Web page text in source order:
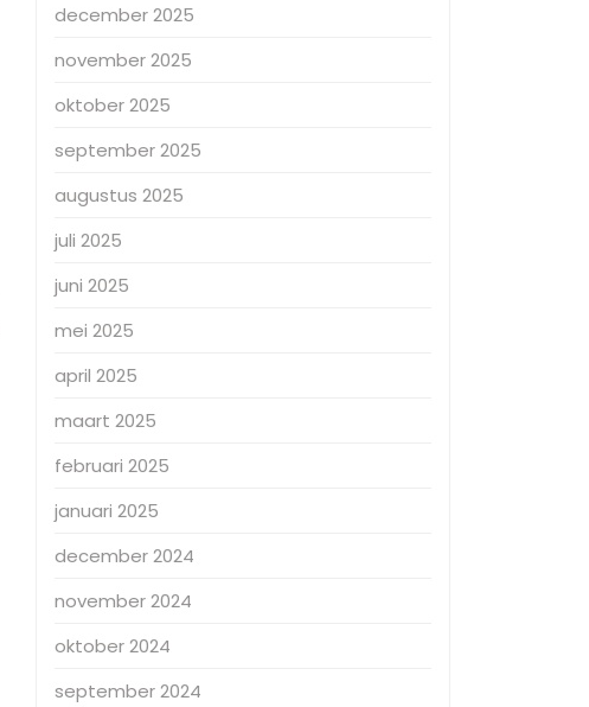
december 2025
november 2025
oktober 2025
september 2025
augustus 2025
juli 2025
juni 2025
mei 2025
april 2025
maart 2025
februari 2025
januari 2025
december 2024
november 2024
oktober 2024
september 2024